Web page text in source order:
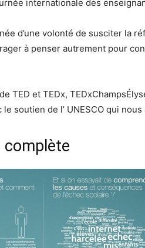
internationale des
d’une volonté de susciter la
à penser autrement pour
TED et TEDx,
soutien de l’ UNESCO qui
complète